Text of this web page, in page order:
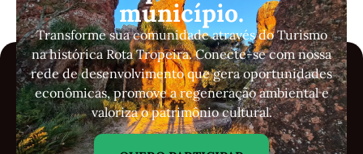
município.
Transforme sua comunidade através do Turismo
na histórica Rota Tropeira. Conecte-se com nossa
rede de desenvolvimento que gera oportunidades
econômicas, promove a regeneração ambiental e
valoriza o patrimônio cultural.